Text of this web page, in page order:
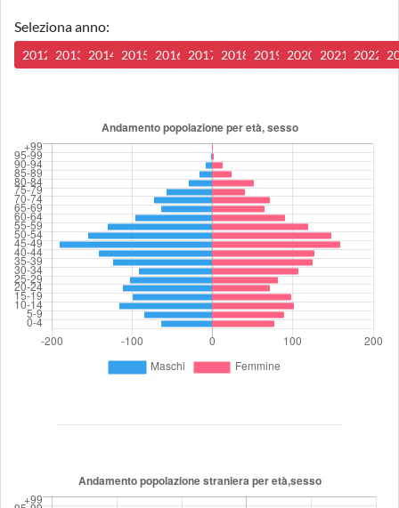
Seleziona anno:
2012 2013 2014 2015 2016 2017 2018 2019 2020 2021 2022